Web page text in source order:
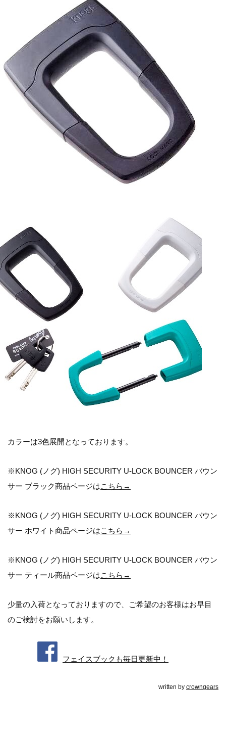
カラーは3色展開となっております。
※KNOG (ノグ) HIGH SECURITY U-LOCK BOUNCER バウン
サー ブラック商品ページはこちら→
※KNOG (ノグ) HIGH SECURITY U-LOCK BOUNCER バウン
サー ホワイト商品ページはこちら→
※KNOG (ノグ) HIGH SECURITY U-LOCK BOUNCER バウン
サー ティール商品ページはこちら→
少量の入荷となっておりますので、ご希望のお客様はお早目
のご検討をお願いします。
フェイスブックも毎日更新中！
written by crowngears